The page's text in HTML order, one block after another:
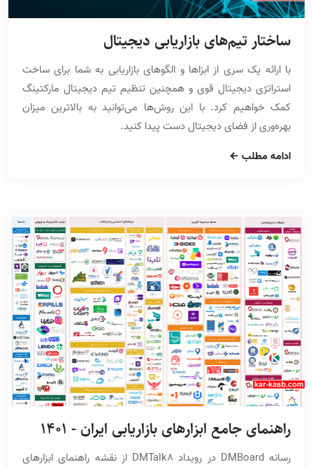
ساختار تیم‌های بازاریابی دیجیتال
با ارائه یک سری از ابزاها و الگوهای بازاریابی به شما برای ساخت
استراتژی دیجیتال قوی و همچنین تنظیم تیم دیجیتال مارکتینگ
کمک خواهیم کرد. با این روش‌ها می‌توانید به بالاترین میزان
بهره‌وری از فضای دیجیتال دست پیدا کنید.
ادامه مطلب
راهنمای جامع ابزارهای بازاریابی ایران - 1401
رسانه DMBoard در رویداد DMTalk8 از نقشه راهنمای ابزارهای